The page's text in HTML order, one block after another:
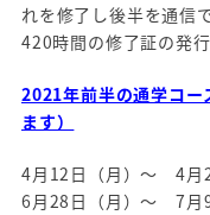
れを修了し後半を通信
420時間の修了証の発
2021年前半の通学コー
ます）
4月12日（月）～ 4月
6月28日（月）～ 7月9